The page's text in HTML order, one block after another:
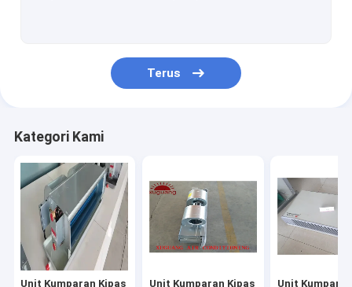
Unit Kumparan Kipas Suspended Ceiling
Unit Kumparan Kipas Berdiri Lantai
Unit Kumparan Kipas Kaset
Terus
Kategori Kami
Unit Kumparan Kipas Unit Kumparan Kipas Unit